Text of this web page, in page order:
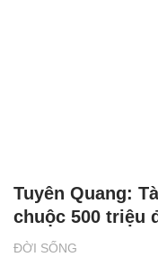
ĐỜI SỐNG
Tuyên Quang:
chuộc 500 triệu